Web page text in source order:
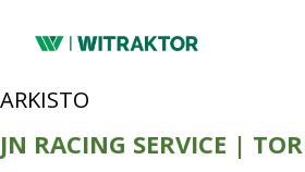
pääsisältöön
ARKISTO
JN RACING SERVICE |